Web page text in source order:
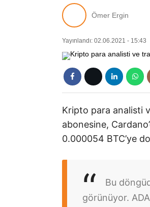
Ömer Ergin
Yayınlandı: 02.06.2021 - 15:43
Kripto para analisti
abonesine,
0.000054 BTC’ye
Bu
görünüyor.